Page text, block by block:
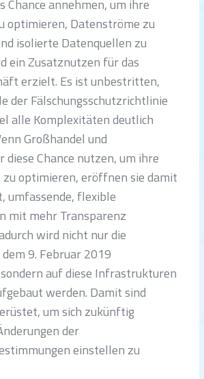
Chance annehmen, um ihre
optimieren, Datenströme zu
isolierte Datenquellen zu
ein Zusatznutzen für das
erzielt. Es ist unbestritten,
der Fälschungsschutzrichtlinie
alle Komplexitäten deutlich
Großhandel und
Chance nutzen, um ihre
zu optimieren, eröffnen sie damit
umfassende, flexible
mit mehr Transparenz
wird nicht nur die
9. Februar 2019
auf diese Infrastrukturen
werden. Damit sind
um sich zukünftig
der
einstellen zu